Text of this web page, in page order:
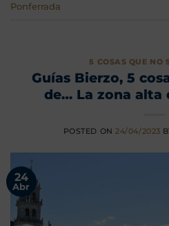
Ponferrada
5 COSAS QUE NO
Guías Bierzo, 5
de… La zona alta
POSTED ON24/04/2023
24
Abr